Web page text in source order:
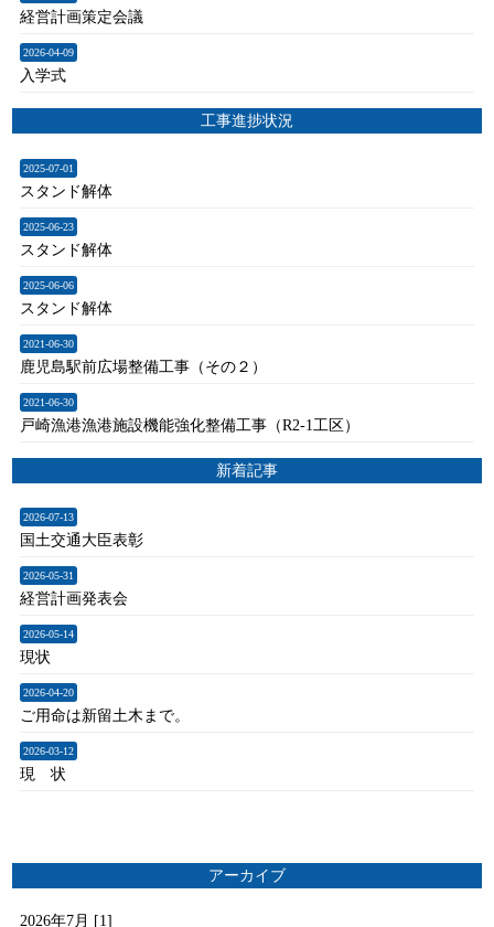
経営計画策定会議
2026-04-09
入学式
工事進捗状況
2025-07-01
スタンド解体
2025-06-23
スタンド解体
2025-06-06
スタンド解体
2021-06-30
鹿児島駅前広場整備工事（その２）
2021-06-30
戸崎漁港漁港施設機能強化整備工事（R2-1工区）
新着記事
2026-07-13
国土交通大臣表彰
2026-05-31
経営計画発表会
2026-05-14
現状
2026-04-20
ご用命は新留土木まで。
2026-03-12
現 状
アーカイブ
2026年7月 [1]